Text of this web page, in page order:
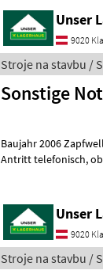
Unser
9020
Stroje na stavbu /
Sonstige
Baujahr 2006 Zapfwellen-Antrieb
Antritt telefonisch, ob die von Ihnen angefragte Maschine aktuell bei
Unser
9020
Stroje na stavbu /